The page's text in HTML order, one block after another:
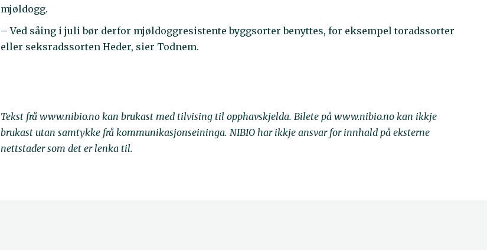
mjøldogg.
– Ved såing i juli bør derfor mjøldoggresistente byggsorter benyttes, for eksempel toradssorter
eller seksradssorten Heder, sier Todnem.
Tekst frå www.nibio.no kan brukast med tilvising til opphavskjelda. Bilete på www.nibio.no kan ikkje
brukast utan samtykke frå kommunikasjonseininga. NIBIO har ikkje ansvar for innhald på eksterne
nettstader som det er lenka til.